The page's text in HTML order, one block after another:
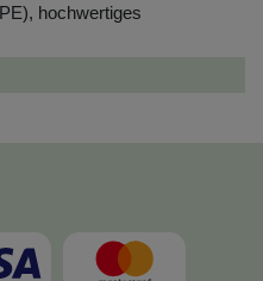
hochwertiges